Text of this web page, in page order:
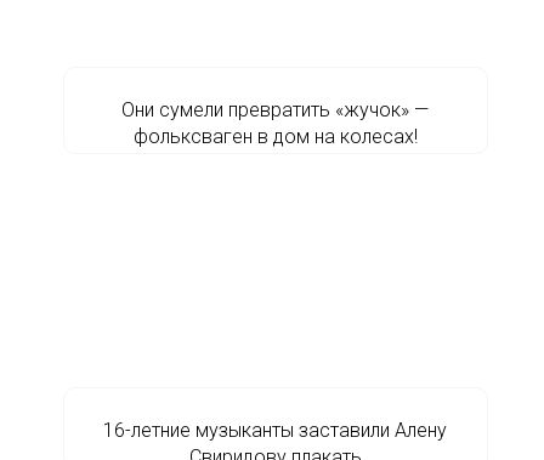
Они сумели превратить «жучок» —
фольксваген в дом на колесах!
16-летние музыканты заставили Алену